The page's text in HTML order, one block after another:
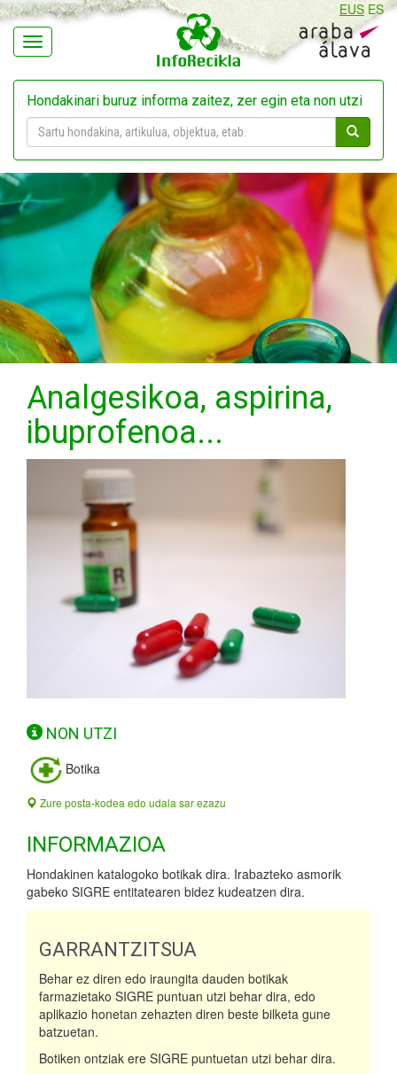
Navegación
EUS ES
Hondakinari buruz informa zaitez, zer egin eta non utzi
Analgesikoa, aspirina,
ibuprofenoa...
NON UTZI
Botika
Zure posta-kodea edo udala sar ezazu
INFORMAZIOA
Hondakinen katalogoko botikak dira. Irabazteko asmorik
gabeko SIGRE entitatearen bidez kudeatzen dira.
GARRANTZITSUA
Behar ez diren edo iraungita dauden botikak
farmazietako SIGRE puntuan utzi behar dira, edo
aplikazio honetan zehazten diren beste bilketa gune
batzuetan.
Botiken ontziak ere SIGRE puntuetan utzi behar dira.